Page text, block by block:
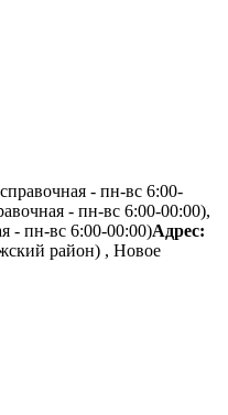
- пн-вс 6:00-
- пн-вс 6:00-00:00),
- пн-вс 6:00-00:00)Адрес:
район) , Новое